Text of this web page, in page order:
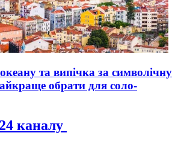
та випічка за символічну
обрати для соло-
каналу